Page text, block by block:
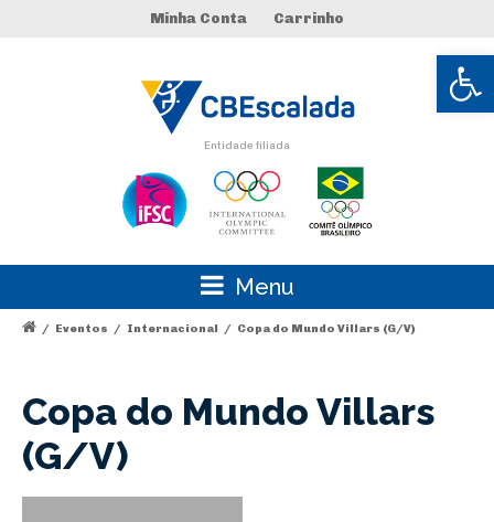
Abrir
Minha Conta Carrinho
Entidade filiada
Menu
/ Eventos / Internacional / Copa do Mundo Villars (G/V)
Copa do Mundo Villars
(G/V)